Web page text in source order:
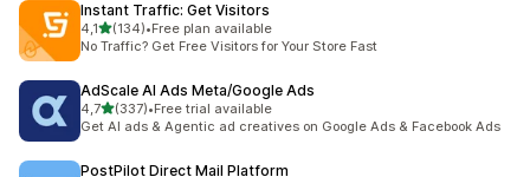
Instant Traffic: Get Visitors
4,15 yıldız üzerinden
(134)
toplam 134 değerlendirme
•Free plan available
No Traffic? Get Free Visitors for Your Store Fast
AdScale AI Ads Meta/Google Ads
4,75 yıldız üzerinden
(337)
toplam 337 değerlendirme
•Free trial available
Get AI ads & Agentic ad creatives on Google Ads & Facebook Ads
PostPilot Direct Mail Platform